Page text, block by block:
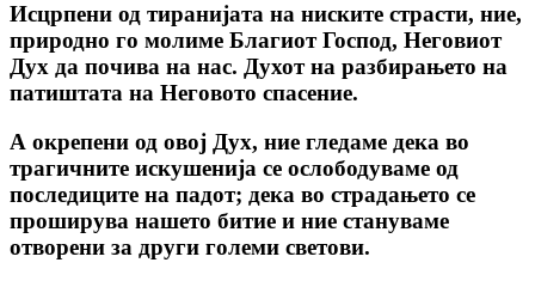
Исцрпени од тиранијата на ниските страсти, ние,
природно го молиме Благиот Господ, Неговиот
Дух да почива на нас. Духот на разбирањето на
патиштата на Неговото спасение.
А окрепени од овој Дух, ние гледаме дека во
трагичните искушенија се ослободуваме од
последиците на падот; дека во страдањето се
проширува нашето битие и ние стануваме
отворени за други големи светови.